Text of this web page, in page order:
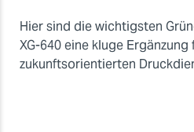
Hier sind die wichtigsten
XG-640 eine kluge Ergänzung
zukunftsorientierten